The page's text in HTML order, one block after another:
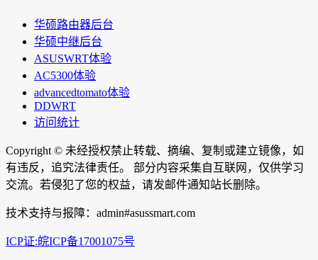
华硕路由器后台
华硕中继后台
ASUSWRT体验
AC5300体验
advancedtomato体验
DDWRT
访问统计
Copyright © 未经授权禁止转载、摘编、复制或建立镜像，如
有违反，追究法律责任。 部分内容采集自互联网，仅供学习
交流。若侵犯了您的权益，请发邮件通知站长删除。
技术支持与报障：admin#asussmart.com
ICP证:皖ICP备17001075号